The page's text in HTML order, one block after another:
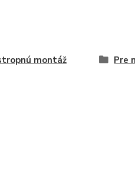
montáž Pre